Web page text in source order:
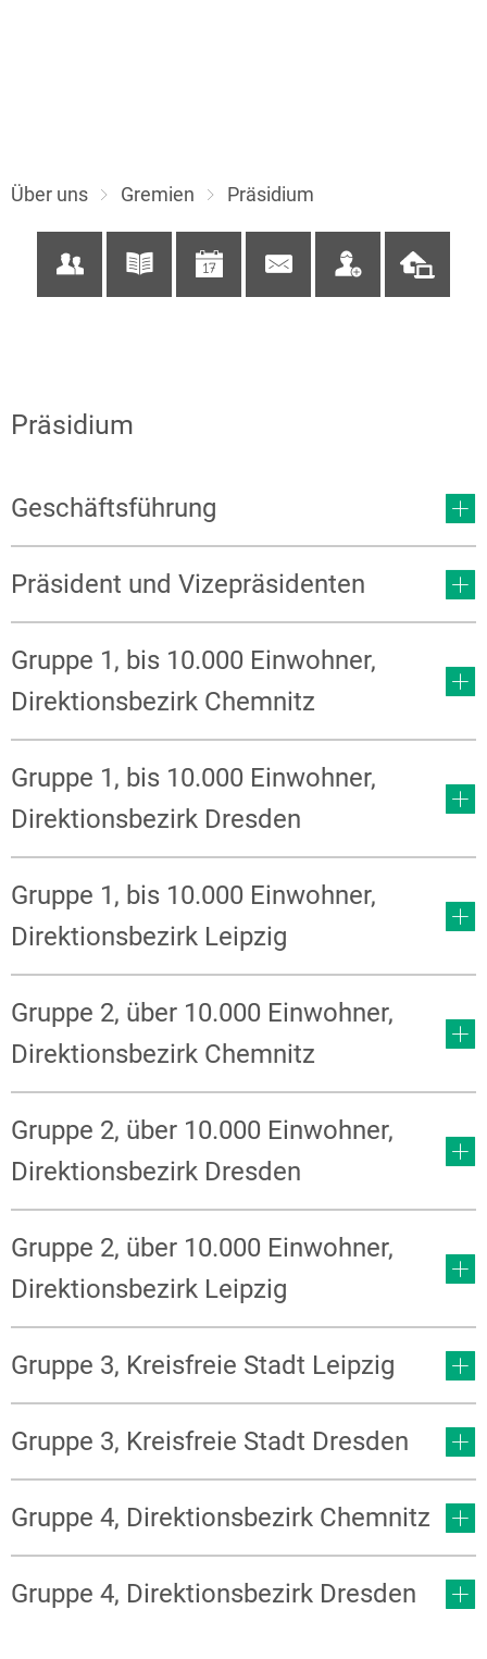
Über uns Gremien Präsidium
Präsidium
Geschäftsführung
Präsident und Vizepräsidenten
Gruppe 1, bis 10.000 Einwohner,
Direktionsbezirk Chemnitz
Gruppe 1, bis 10.000 Einwohner,
Direktionsbezirk Dresden
Gruppe 1, bis 10.000 Einwohner,
Direktionsbezirk Leipzig
Gruppe 2, über 10.000 Einwohner,
Direktionsbezirk Chemnitz
Gruppe 2, über 10.000 Einwohner,
Direktionsbezirk Dresden
Gruppe 2, über 10.000 Einwohner,
Direktionsbezirk Leipzig
Gruppe 3, Kreisfreie Stadt Leipzig
Gruppe 3, Kreisfreie Stadt Dresden
Gruppe 4, Direktionsbezirk Chemnitz
Gruppe 4, Direktionsbezirk Dresden